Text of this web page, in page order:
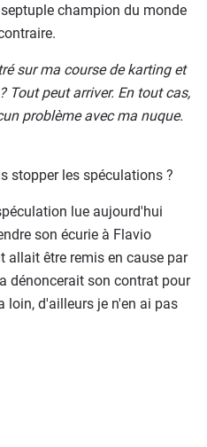
champion du monde
sur ma course de karting et
Tout peut arriver. En tout cas,
problème avec ma nuque.
stopper les spéculations ?
lue aujourd'hui
son écurie à Flavio
allait être remis en cause par
dénoncerait son contrat pour
loin, d'ailleurs je n'en ai pas